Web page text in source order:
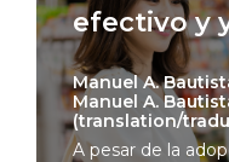
efectivo y
Manuel A.
Manuel A.
(translation/
A pesar de la